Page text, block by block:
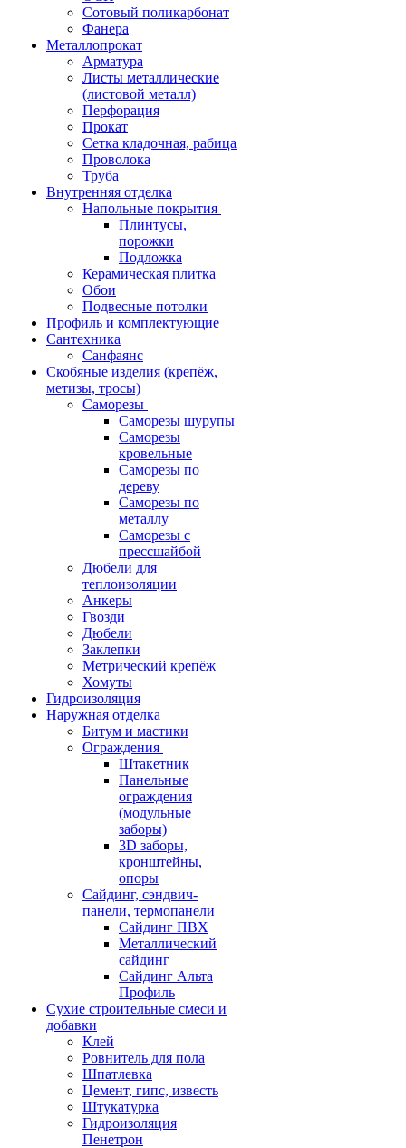
Сотовый поликарбонат
Фанера
Металлопрокат
Арматура
Листы металлические
(листовой металл)
Перфорация
Прокат
Сетка кладочная, рабица
Проволока
Труба
Внутренняя отделка
Напольные покрытия
Плинтусы,
порожки
Подложка
Керамическая плитка
Обои
Подвесные потолки
Профиль и комплектующие
Сантехника
Санфаянс
Скобяные изделия (крепёж,
метизы, тросы)
Саморезы
Саморезы шурупы
Саморезы
кровельные
Саморезы по
дереву
Саморезы по
металлу
Саморезы с
прессшайбой
Дюбели для
теплоизоляции
Анкеры
Гвозди
Дюбели
Заклепки
Метрический крепёж
Хомуты
Гидроизоляция
Наружная отделка
Битум и мастики
Ограждения
Штакетник
Панельные
ограждения
(модульные
заборы)
3D заборы,
кронштейны,
опоры
Cайдинг, сэндвич-
панели, термопанели
Сайдинг ПВХ
Металлический
сайдинг
Сайдинг Альта
Профиль
Сухие строительные смеси и
добавки
Клей
Ровнитель для пола
Шпатлевка
Цемент, гипс, известь
Штукатурка
Гидроизоляция
Пенетрон